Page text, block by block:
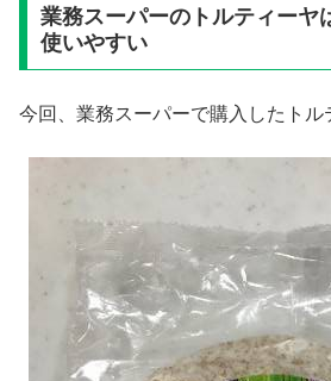
業務スーパーのトルティーヤ
使いやすい
今回、業務スーパーで購入したトル